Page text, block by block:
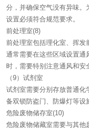
分，并确保空气没有异味。
设置必须符合规范要求。
前处理室(8)
前处理室包括理化室、挥发
通常需要在这些区域设置通
时，需要特别注意通风和安
（9）试剂室
试剂室需要分别存放普通化
备双锁防盗门、防爆灯等设
危险废物储存室(10)
危险废物储藏室需要与其他